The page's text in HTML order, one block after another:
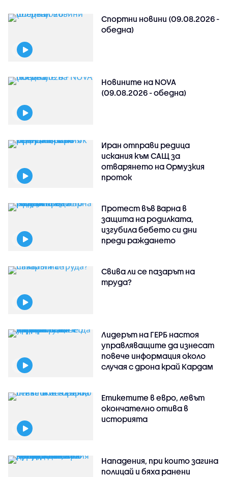
Спортни новини (09.08.2026 -
обедна)
Новините на NOVA
(09.08.2026 - обедна)
Иран отправи редица
искания към САЩ за
отварянето на Ормузкия
проток
Протест във Варна в
защита на родилката,
изгубила бебето си дни
преди раждането
Свива ли се пазарът на
труда?
Лидерът на ГЕРБ настоя
управляващите да изнесат
повече информация около
случая с дрона край Кардам
Етикетите в евро, левът
окончателно отива в
историята
Нападения, при които загина
полицай и бяха ранени